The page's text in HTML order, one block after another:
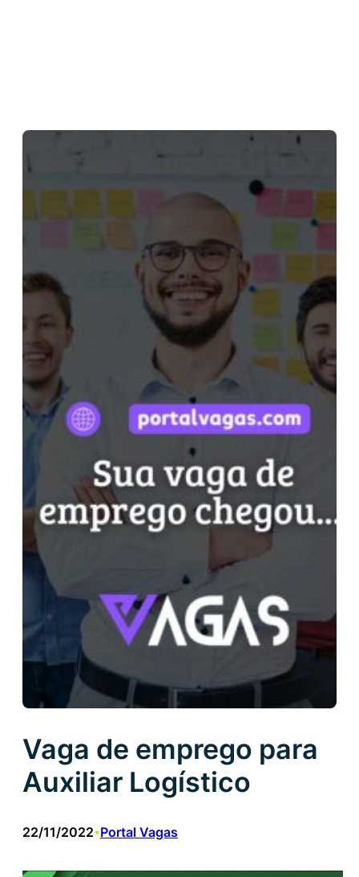
Vaga de emprego para
Auxiliar Logístico
22/11/2022•Portal Vagas